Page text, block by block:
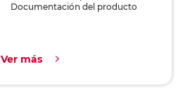
Documentación del producto
Ver más